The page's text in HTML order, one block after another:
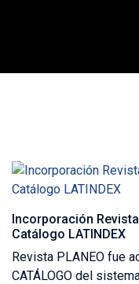
Incorporación
Catálogo LATINDEX
Revista PLANEO fue
CATÁLOGO del